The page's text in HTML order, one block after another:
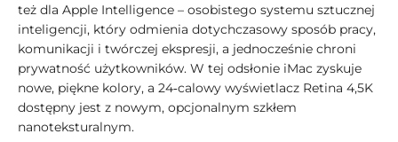
też dla Apple Intelligence – osobistego systemu sztucznej
inteligencji, który odmienia dotychczasowy sposób pracy,
komunikacji i twórczej ekspresji, a jednocześnie chroni
prywatność użytkowników. W tej odsłonie iMac zyskuje
nowe, piękne kolory, a 24‑calowy wyświetlacz Retina 4,5K
dostępny jest z nowym, opcjonalnym szkłem
nanoteksturalnym.